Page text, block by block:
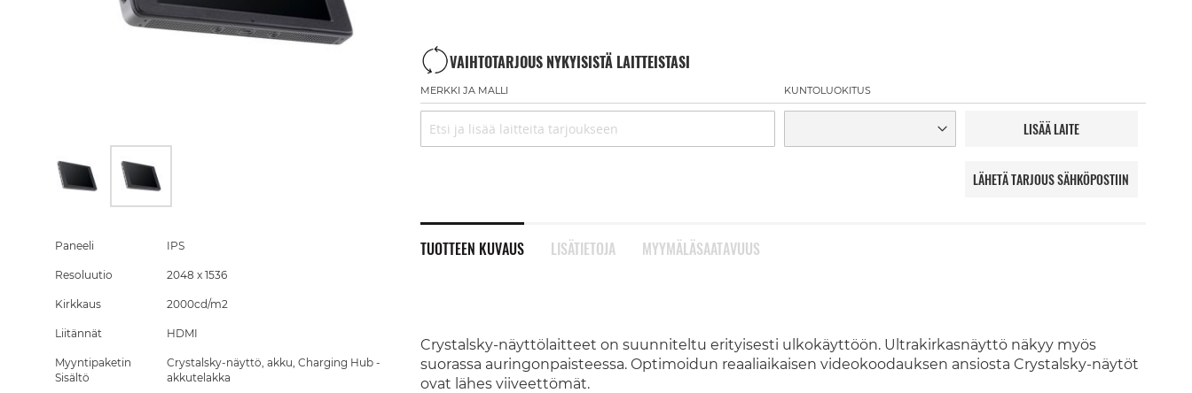
VAIHTOTARJOUS NYKYISISTÄ LAITTEISTASI
MERKKI JA MALLI KUNTOLUOKITUS
LISÄÄ LAITE
LÄHETÄ TARJOUS SÄHKÖPOSTIIN
TUOTTEEN KUVAUS
Crystalsky-näyttölaitteet on suunniteltu erityisesti ulkokäyttöön. Ultrakirkasnäyttö näkyy myös
suorassa auringonpaisteessa. Optimoidun reaaliaikaisen videokoodauksen ansiosta Crystalsky-näytöt
ovat lähes viiveettömät.
LISÄTIETOJA MYYMÄLÄSAATAVUUS
the
images
Paneeli IPS
Resoluutio 2048 x 1536
Kirkkaus 2000cd/m2
Liitännät HDMI
Myyntipaketin
Sisältö
Crystalsky-näyttö, akku, Charging Hub -
akkutelakka